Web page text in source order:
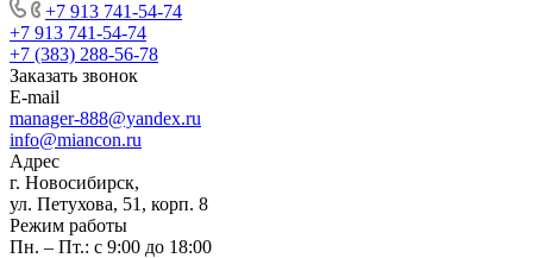
+7 913 741-54-74
+7 913 741-54-74
+7 (383) 288-56-78
Заказать звонок
E-mail
manager-888@yandex.ru
info@miancon.ru
Адрес
г. Новосибирск,
ул. Петухова, 51, корп. 8
Режим работы
Пн. – Пт.: с 9:00 до 18:00